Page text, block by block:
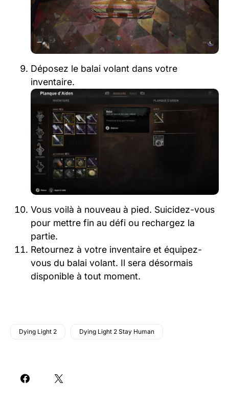
Déposez le balai volant dans votre
inventaire.
Vous voilà à nouveau à pied. Suicidez-vous
pour mettre fin au défi ou rechargez la
partie.
Retournez à votre inventaire et équipez-
vous du balai volant. Il sera désormais
disponible à tout moment.
Dying Light 2 Dying Light 2 Stay Human